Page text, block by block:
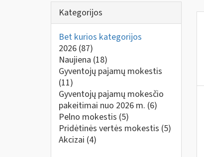
Kategorijos
Bet kurios kategorijos
2026 (87)
Naujiena (18)
Gyventojų pajamų mokestis
(11)
Gyventojų pajamų mokesčio
pakeitimai nuo 2026 m. (6)
Pelno mokestis (5)
Pridėtinės vertės mokestis (5)
Akcizai (4)